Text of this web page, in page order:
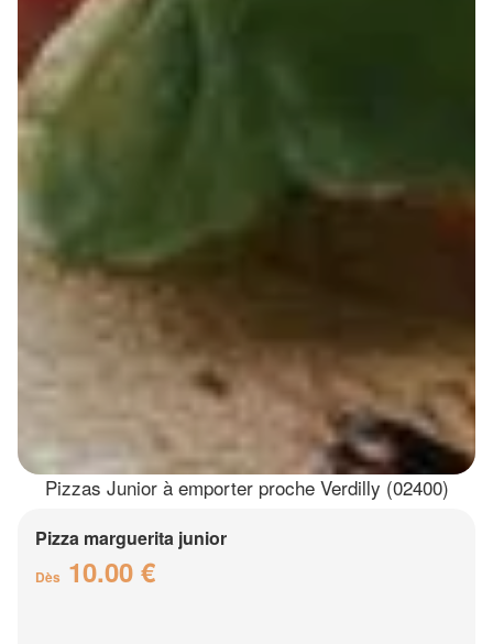
Pizzas Junior à emporter proche Verdilly (02400)
Pizza marguerita junior
Dès 10.00 €